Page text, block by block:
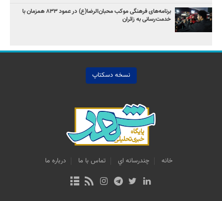
برنامه‌های فرهنگی موکب محبان‌الرضا(ع) در عمود ۸۳۳ همزمان با
خدمت‌رسانی به زائران
نسخه دسکتاپ
خانه چندرسانه اي تماس با ما درباره ما